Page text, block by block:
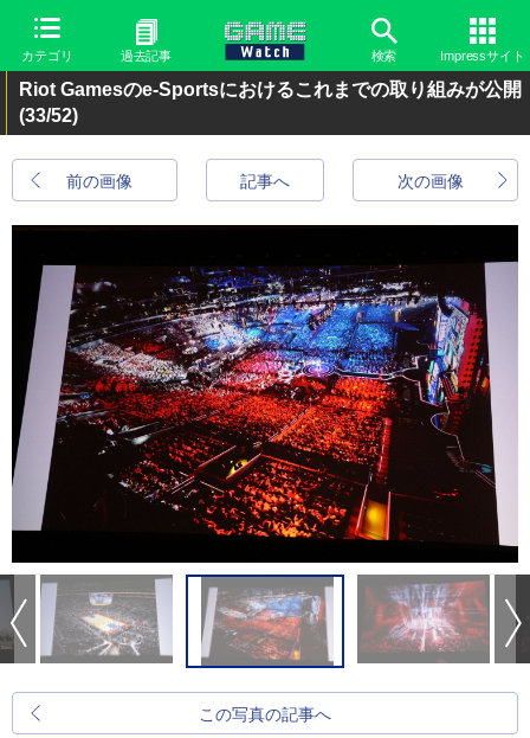
カテゴリ 過去記事 検索 Impressサイト
Riot Gamesのe-Sportsにおけるこれまでの取り組みが公開
(33/52)
前の画像 次の画像
記事へ
この写真の記事へ